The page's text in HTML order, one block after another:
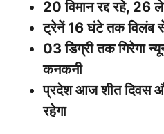
20 विमान रद्द रहे, 26
ट्रेनें 16 घंटे तक विलंब
03 डिग्री तक गिरेगा
कनकनी
प्रदेश आज शीत दिवस
रहेगा